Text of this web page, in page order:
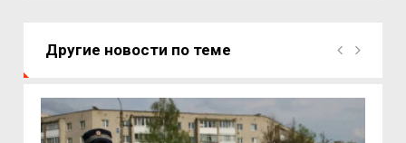
Другие новости по теме